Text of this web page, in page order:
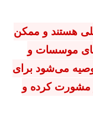
هستند و ممکن
موسسات و
می‌شود برای
مشورت کرده و